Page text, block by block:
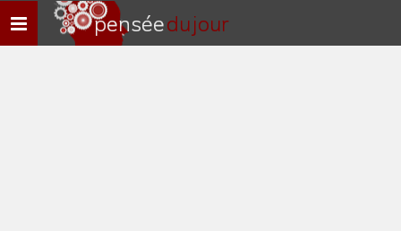
Navigation
rapide
penséedu jour